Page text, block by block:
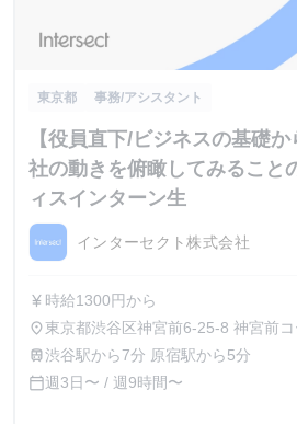
東京都 事務/アシスタント
【役員直下/ビジネスの基礎
社の動きを俯瞰してみること
ィスインターン生
インターセクト株式会社
currency_yen 時給1300円から
place東京都渋谷区神宮前6-25-8 神宮前
train渋谷駅から7分 原宿駅から5分
calendar_today週3日〜 / 週9時間〜